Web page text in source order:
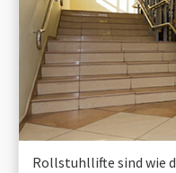
Rollstuhllifte sind wie